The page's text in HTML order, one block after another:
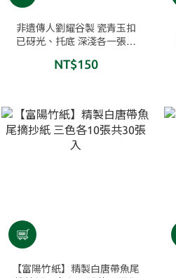
非遺傳人劉耀谷製 瓷青玉扣
已砑光、托底 深淺各一張入
NT$150
【富陽竹紙】精製白唐帶魚尾